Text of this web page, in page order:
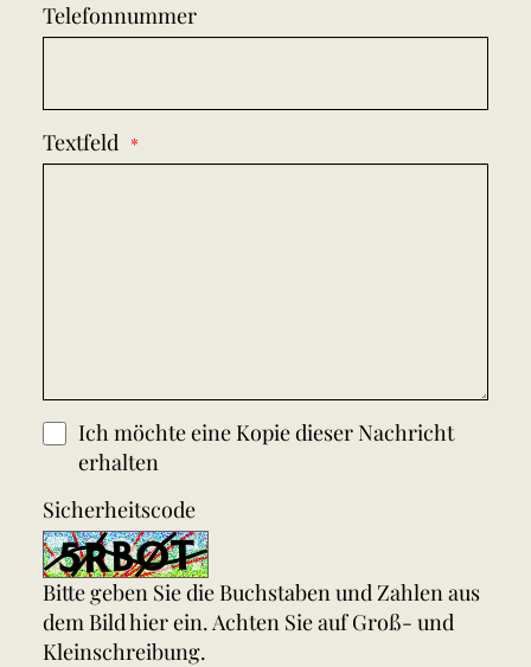
Telefonnummer
Textfeld
Ich möchte eine Kopie dieser Nachricht
erhalten
Sicherheitscode
Bitte geben Sie die Buchstaben und Zahlen aus
dem Bild hier ein. Achten Sie auf Groß- und
Kleinschreibung.